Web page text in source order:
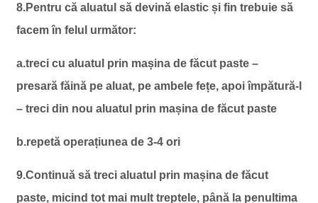
8.Pentru că aluatul să devină elastic și fin trebuie să
facem în felul următor:
a.treci cu aluatul prin mașina de făcut paste –
presară făină pe aluat, pe ambele fețe, apoi împătură-l
– treci din nou aluatul prin mașina de făcut paste
b.repetă operațiunea de 3-4 ori
9.Continuă să treci aluatul prin mașina de făcut
paste, micind tot mai mult treptele, până la penultima